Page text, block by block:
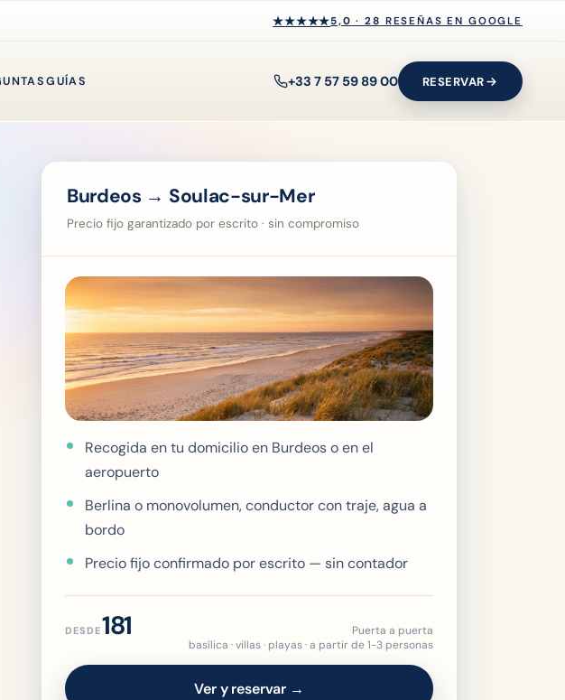
★★★★★
★★★★★5,0 ·28 RESEÑAS EN GOOGLE
GUÍAS +33 7 57 59 89 00 RESERVAR
Burdeos → Soulac-sur-Mer
Precio fijo garantizado por escrito · sin compromiso
Recogida en tu domicilio en Burdeos o en el
aeropuerto
Berlina o monovolumen, conductor con traje, agua a
bordo
Precio fijo confirmado por escrito — sin contador
DESDE181
Puerta a puerta
basílica · villas · playas · a partir de 1-3 personas
Ver y reservar →